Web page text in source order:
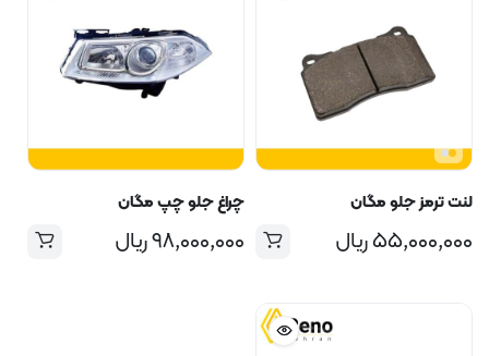
لنت ترمز جلو مگان
۵۵,۰۰۰,۰۰۰ریال
چراغ جلو چپ مگان
۹۸,۰۰۰,۰۰۰ریال